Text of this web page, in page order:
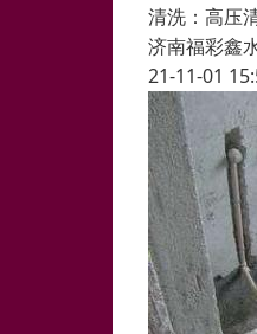
清洗：高压
济南福彩鑫
21-11-01